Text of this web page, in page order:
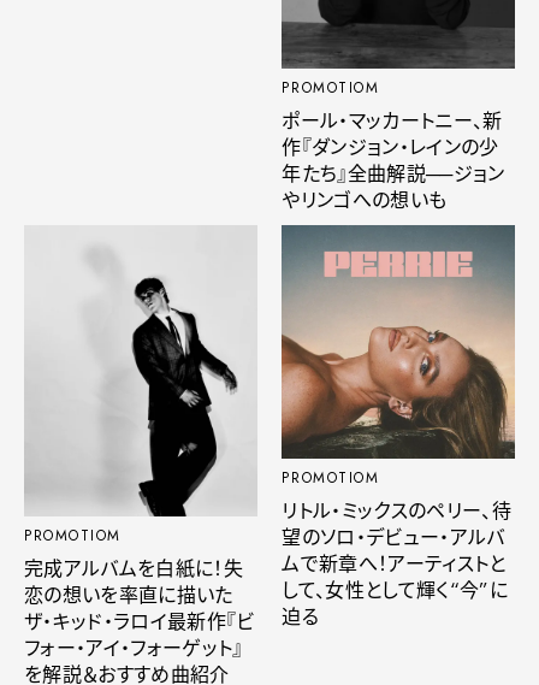
PROMOTIOM
ポール・マッカートニー、新
作『ダンジョン・レインの少
年たち』全曲解説──ジョン
やリンゴへの想いも
PROMOTIOM
完成アルバムを白紙に！失
恋の想いを率直に描いた
ザ・キッド・ラロイ最新作『ビ
フォー・アイ・フォーゲット』
を解説＆おすすめ曲紹介
PROMOTIOM
リトル・ミックスのペリー、待
望のソロ・デビュー・アルバ
ムで新章へ！アーティストと
して、女性として輝く“今”に
迫る